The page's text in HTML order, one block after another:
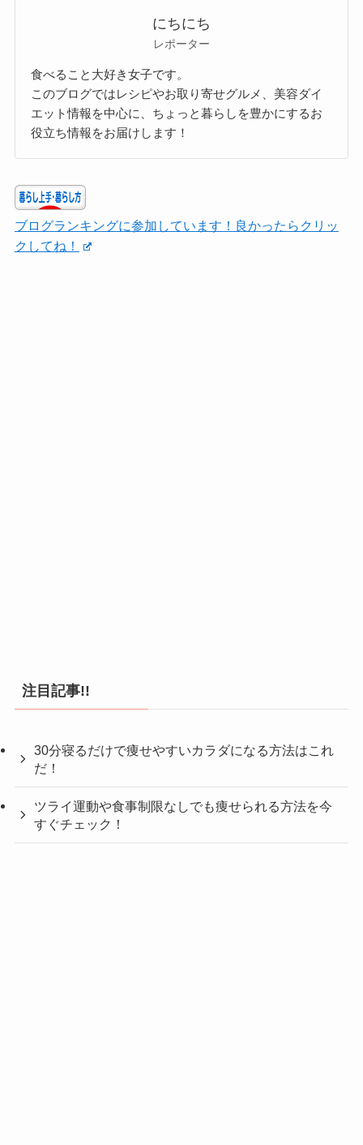
にちにち
レポーター
食べること大好き女子です。
このブログではレシピやお取り寄せグルメ、美容ダイ
エット情報を中心に、ちょっと暮らしを豊かにするお
役立ち情報をお届けします！
ブログランキングに参加しています！良かったらクリッ
クしてね！
注目記事!!
30分寝るだけで痩せやすいカラダになる方法はこれ
だ！
ツライ運動や食事制限なしでも痩せられる方法を今
すぐチェック！